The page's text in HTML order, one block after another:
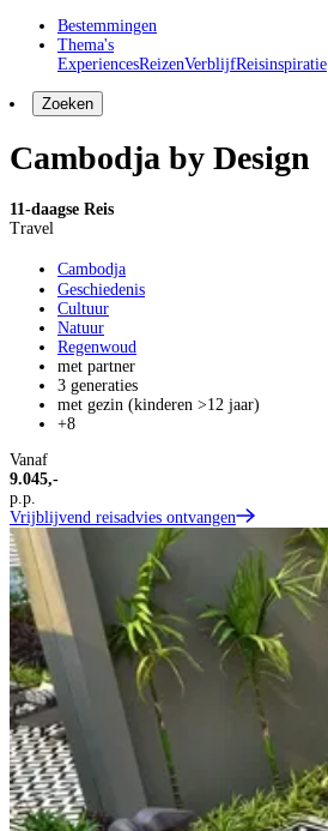
Bestemmingen
Thema's
ExperiencesReizenVerblijfReisinspiratie
Zoeken
Cambodja by Design
11-daagse Reis
Travel
Cambodja
Geschiedenis
Cultuur
Natuur
Regenwoud
met partner
3 generaties
met gezin (kinderen >12 jaar)
+8
Vanaf
9.045,-
p.p.
Vrijblijvend reisadvies ontvangen